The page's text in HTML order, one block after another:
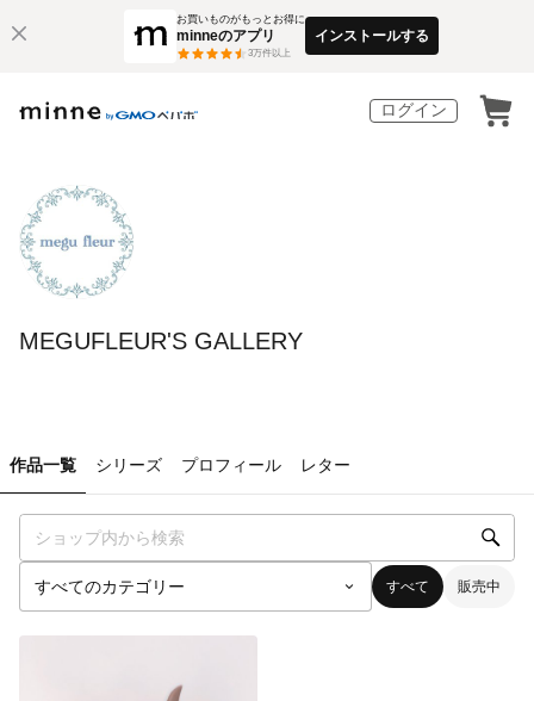
お買いものがもっとお得に
minneのアプリ
3万件以上
インストールする
ログイン
MEGUFLEUR'S GALLERY
作品一覧 シリーズ プロフィール レター
すべて 販売中